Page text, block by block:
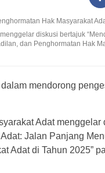
diskusi bertajuk
dan Penghormatan Hak
mendorong
Adat menggelar
Jalan Panjang
Adat di Tahun 2025”